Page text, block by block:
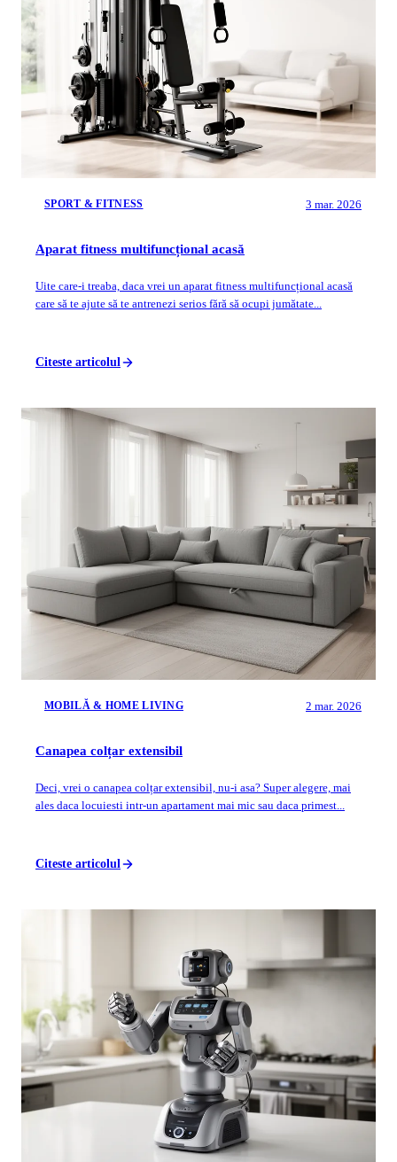
SPORT & FITNESS 3 mar. 2026
Aparat fitness multifuncțional acasă
Uite care-i treaba, daca vrei un aparat fitness multifuncțional acasă
care să te ajute să te antrenezi serios fără să ocupi jumătate...
Citeste articolul
MOBILĂ & HOME LIVING 2 mar. 2026
Canapea colțar extensibil
Deci, vrei o canapea colțar extensibil, nu-i asa? Super alegere, mai
ales daca locuiesti intr-un apartament mai mic sau daca primest...
Citeste articolul